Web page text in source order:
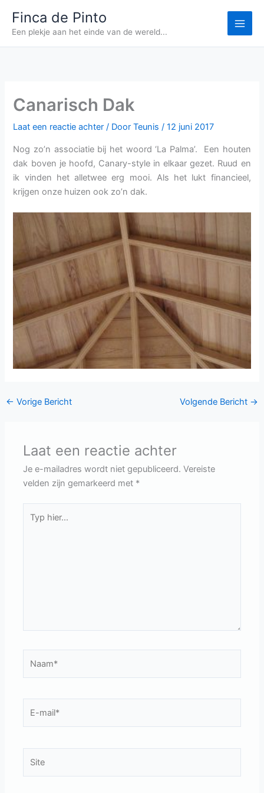
naar
inhoud
Finca de Pinto
Een plekje aan het einde van de wereld...
Canarisch Dak
Laat een reactie achter / DoorTeunis/12 juni 2017
Nog zo’n associatie bij het woord ‘La Palma’. Een houten
dak boven je hoofd, Canary-style in elkaar gezet. Ruud en
ik vinden het alletwee erg mooi. Als het lukt financieel,
krijgen onze huizen ook zo’n dak.
← Vorige Bericht Volgende Bericht →
Laat een reactie achter
Je e-mailadres wordt niet gepubliceerd. Vereiste
velden zijn gemarkeerd met *
hier...